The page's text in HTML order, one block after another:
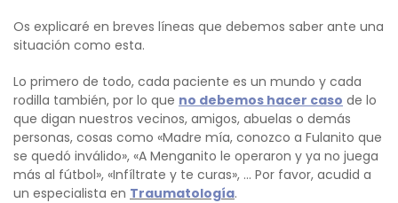
Os explicaré en breves líneas que debemos saber ante una
situación como esta.
Lo primero de todo, cada paciente es un mundo y cada
rodilla también, por lo que no debemos hacer caso de lo
que digan nuestros vecinos, amigos, abuelas o demás
personas, cosas como «Madre mía, conozco a Fulanito que
se quedó inválido», «A Menganito le operaron y ya no juega
más al fútbol», «Infíltrate y te curas», … Por favor, acudid a
un especialista en Traumatología.